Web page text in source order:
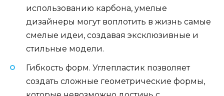
использованию карбона, умелые
дизайнеры могут воплотить в жизнь самые
смелые идеи, создавая эксклюзивные и
стильные модели.
Гибкость форм. Углепластик позволяет
создать сложные геометрические формы,